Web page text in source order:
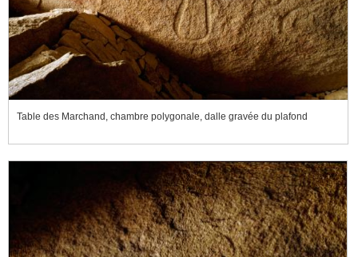
Table des Marchand, chambre polygonale, dalle gravée du plafond